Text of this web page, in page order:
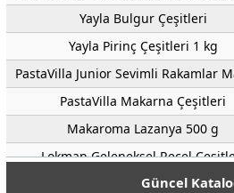
Yayla Bulgur Çeşitleri
Yayla Pirinç Çeşitleri 1 kg
PastaVilla Junior Sevimli Rakamlar
PastaVilla Makarna Çeşitleri
Makaroma Lazanya 500 g
Lokman Geleneksel Reçel
Cem Kırma Yeşil Zeytin 1 kg 201-260
Güncel